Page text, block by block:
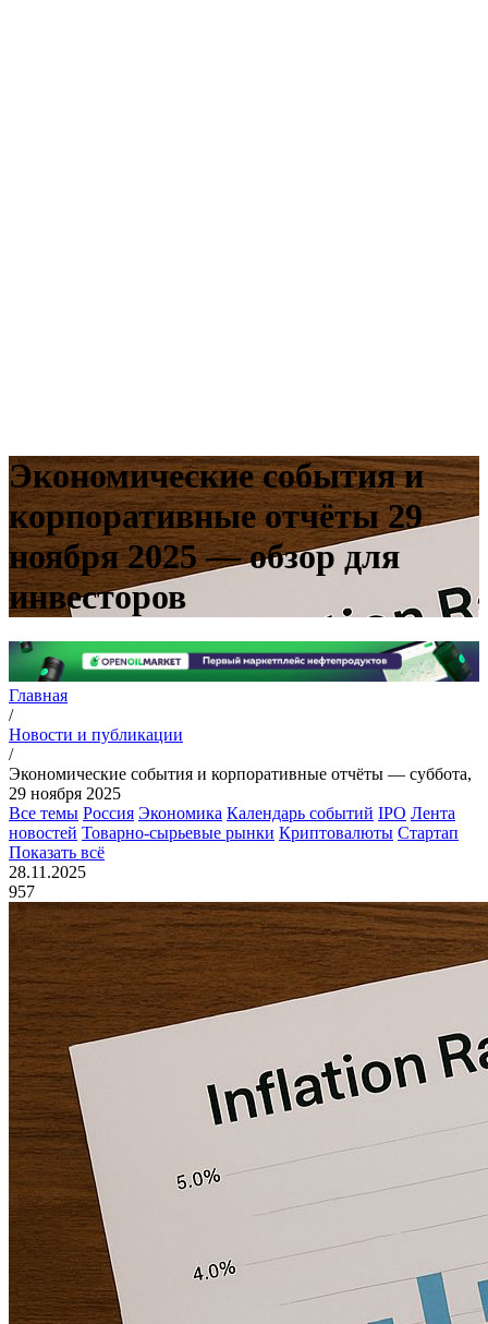
Экономические события и
корпоративные отчёты 29
ноября 2025 — обзор для
инвесторов
Главная
/
Новости и публикации
/
Экономические события и корпоративные отчёты — суббота,
29 ноября 2025
Все темы Россия Экономика Календарь событий IPO Лента
новостей Товарно-сырьевые рынки Криптовалюты Стартап
Показать всё
28.11.2025
957